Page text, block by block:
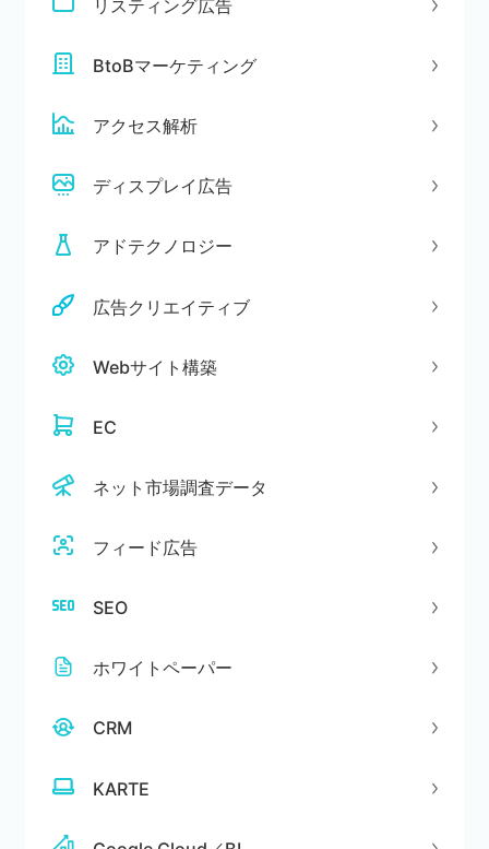
リスティング広告
BtoBマーケティング
アクセス解析
ディスプレイ広告
アドテクノロジー
広告クリエイティブ
Webサイト構築
EC
ネット市場調査データ
フィード広告
SEO
ホワイトペーパー
CRM
KARTE